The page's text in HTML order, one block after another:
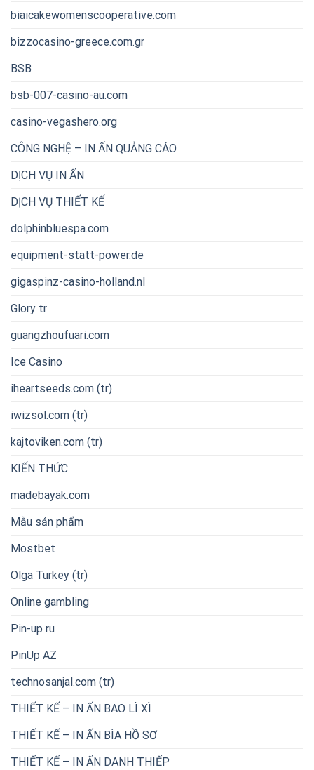
biaicakewomenscooperative.com
bizzocasino-greece.com.gr
BSB
bsb-007-casino-au.com
casino-vegashero.org
CÔNG NGHỆ – IN ẤN QUẢNG CÁO
DỊCH VỤ IN ẤN
DỊCH VỤ THIẾT KẾ
dolphinbluespa.com
equipment-statt-power.de
gigaspinz-casino-holland.nl
Glory tr
guangzhoufuari.com
Ice Casino
iheartseeds.com (tr)
iwizsol.com (tr)
kajtoviken.com (tr)
KIẾN THỨC
madebayak.com
Mẫu sản phẩm
Mostbet
Olga Turkey (tr)
Online gambling
Pin-up ru
PinUp AZ
technosanjal.com (tr)
THIẾT KẾ – IN ẤN BAO LÌ XÌ
THIẾT KẾ – IN ẤN BÌA HỒ SƠ
THIẾT KẾ – IN ẤN DANH THIẾP